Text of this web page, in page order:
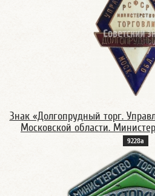
Знак «Долгопрудный торг.
Московской области.
9228а